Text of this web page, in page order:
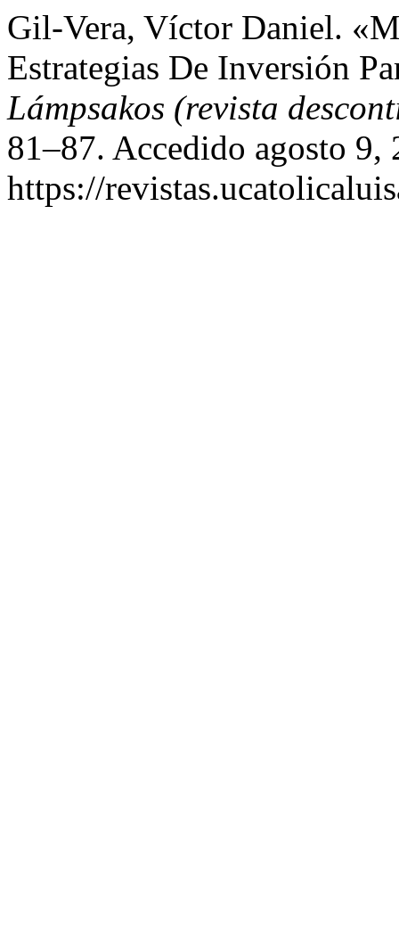
Gil-Vera, Víctor Daniel.
Estrategias De Inversión
Lámpsakos (revista
81–87. Accedido agosto 9,
https://